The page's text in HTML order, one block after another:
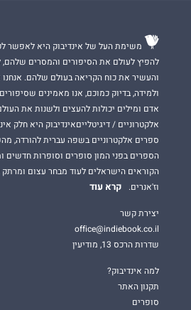
משימת העל של אינדיבוק היא לאפשר
להפיץ לעולם את הסיפורים והמסרים
והעשיר את כוח הקריאה בעולם שלהם. אנחנו
ולמידה, בדיוק כמוכם, אנו מאמינים
אדם ומילים יכולות להעצים ולשנות את
אלקטרוניים / דיגיטלייםאינדיבוק היא חלק
ספרים אלקטרוניים בשפה עברית להורדה,
הספרים בפני המון סופרים וסופרות
הקוראים הישראלים לעוד מבחר עצום
וז'אנרים.
קרא עוד
יצירת קשר
office@indiebook.co.il
שדרות הרכס 13, מודיעין
למה אינדיבוק?
תקנון האתר
סופרים